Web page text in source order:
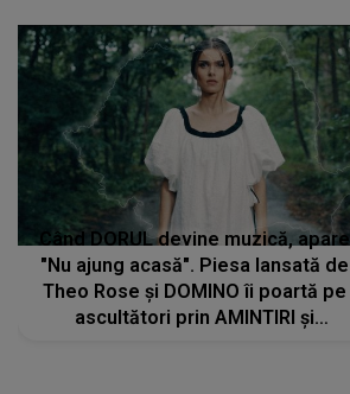
Când DORUL devine muzică, apare
"Nu ajung acasă". Piesa lansată de
Theo Rose și DOMINO îi poartă pe
ascultători prin AMINTIRI și